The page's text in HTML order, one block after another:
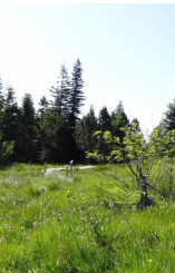
t
pratiques).